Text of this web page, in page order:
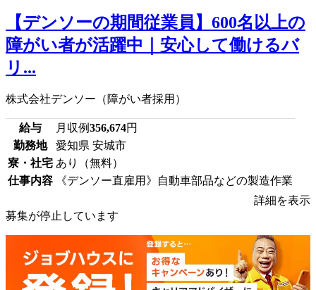
【デンソーの期間従業員】600名以上の
障がい者が活躍中｜安心して働けるバ
リ...
株式会社デンソー（障がい者採用）
給与 月収例356,674円
勤務地
愛知県 安城市
寮・社宅 あり（無料）
仕事内容
《デンソー直雇用》自動車部品などの製造作業
詳細を表示
募集が停止しています